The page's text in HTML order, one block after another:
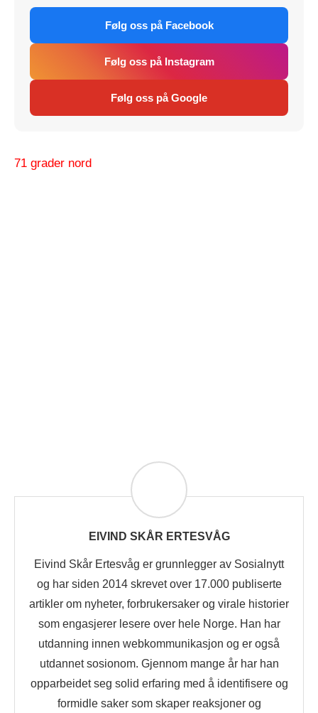
Følg oss på Facebook
Følg oss på Instagram
Følg oss på Google
71 grader nord
EIVIND SKÅR ERTESVÅG
Eivind Skår Ertesvåg er grunnlegger av Sosialnytt
og har siden 2014 skrevet over 17.000 publiserte
artikler om nyheter, forbrukersaker og virale historier
som engasjerer lesere over hele Norge. Han har
utdanning innen webkommunikasjon og er også
utdannet sosionom. Gjennom mange år har han
opparbeidet seg solid erfaring med å identifisere og
formidle saker som skaper reaksjoner og